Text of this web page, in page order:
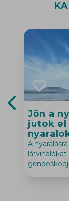
Jön a
jutok el
A
Previous slide